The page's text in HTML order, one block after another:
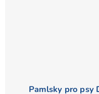
Pamlsky pro psy